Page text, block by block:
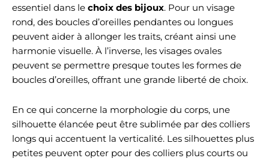
essentiel dans le choix des bijoux. Pour un visage
rond, des boucles d’oreilles pendantes ou longues
peuvent aider à allonger les traits, créant ainsi une
harmonie visuelle. À l’inverse, les visages ovales
peuvent se permettre presque toutes les formes de
boucles d’oreilles, offrant une grande liberté de choix.
En ce qui concerne la morphologie du corps, une
silhouette élancée peut être sublimée par des colliers
longs qui accentuent la verticalité. Les silhouettes plus
petites peuvent opter pour des colliers plus courts ou